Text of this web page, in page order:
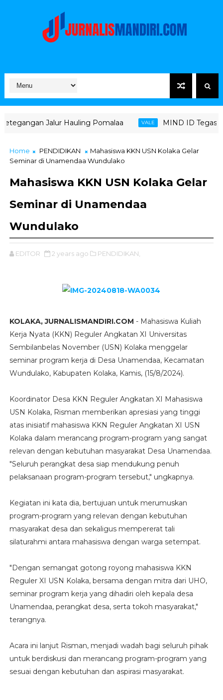
Hauling Pomalaa VALE MIND ID Tegaskan Dukungan
Home PENDIDIKAN
Mahasiswa KKN USN Kolaka Gelar
Seminar di Unamendaa Wundulako
Mahasiswa KKN USN Kolaka Gelar
Seminar di Unamendaa
Wundulako
EDITOR 2 years ago PENDIDIKAN,
KOLAKA, JURNALISMANDIRI.COM - Mahasiswa Kuliah
Kerja Nyata (KKN) Reguler Angkatan XI Universitas
Sembilanbelas November (USN) Kolaka menggelar
seminar program kerja di Desa Unamendaa, Kecamatan
Wundulako, Kabupaten Kolaka, Kamis, (15/8/2024).
Koordinator Desa KKN Reguler Angkatan XI Mahasiswa
USN Kolaka, Risman memberikan apresiasi yang tinggi
atas inisiatif mahasiswa KKN Reguler Angkatan XI USN
Kolaka dalam merancang program-program yang sangat
relevan dengan kebutuhan masyarakat Desa Unamendaa.
"Seluruh perangkat desa siap mendukung penuh
pelaksanaan program-program tersebut," ungkapnya.
Kegiatan ini kata dia, bertujuan untuk merumuskan
program-program yang relevan dengan kebutuhan
masyarakat desa dan sekaligus mempererat tali
silaturahmi antara mahasiswa dengan warga setempat.
"Dengan semangat gotong royong mahasiswa KKN
Reguler XI USN Kolaka, bersama dengan mitra dari UHO,
seminar program kerja yang dihadiri oleh kepala desa
Unamendaa, perangkat desa, serta tokoh masyarakat,"
terangnya.
Acara ini lanjut Risman, menjadi wadah bagi seluruh pihak
untuk berdiskusi dan merancang program-program yang
sesuai dengan kebutuhan dan aspirasi masyarakat.